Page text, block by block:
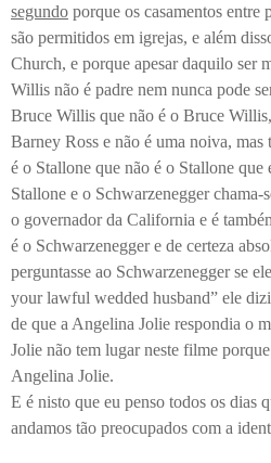
segundo porque os casamentos entre
são permitidos em igrejas, e além
Church, e porque apesar daquilo ser
Willis não é padre nem nunca pode
Bruce Willis que não é o Bruce
Barney Ross e não é uma noiva, mas
é o Stallone que não é o Stallone que
Stallone e o Schwarzenegger chama-
o governador da California e é
é o Schwarzenegger e de certeza
perguntasse ao Schwarzenegger se
your lawful wedded husband” ele
de que a Angelina Jolie respondia o
Jolie não tem lugar neste filme
Angelina Jolie.
E é nisto que eu penso todos os dias
andamos tão preocupados com a